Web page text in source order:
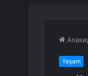
Yaşam